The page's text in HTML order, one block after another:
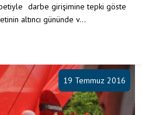
darbe girişimine tepki göste
altıncı gününde v...
19 Temmuz 2016